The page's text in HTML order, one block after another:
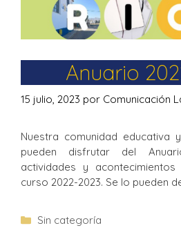
Anuario
15 julio, 2023 por Comunicación
Nuestra comunidad educativa
pueden disfrutar del
actividades y
curso 2022-2023. Se lo pueden
Sin categoría